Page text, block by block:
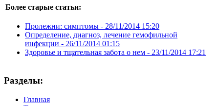
Более старые статьи:
Пролежни: симптомы - 28/11/2014 15:20
Определение, диагноз, лечение гемофильной
инфекции - 26/11/2014 01:15
Здоровье и тщательная забота о нем - 23/11/2014 17:21
Разделы:
Главная